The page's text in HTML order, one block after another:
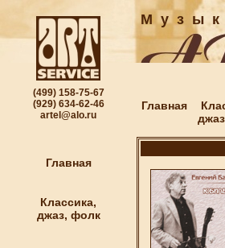
(499) 158-75-67
(929) 634-62-46
artel@alo.ru
М у з ы
Главная
Главная
Классика,
джаз, фолк